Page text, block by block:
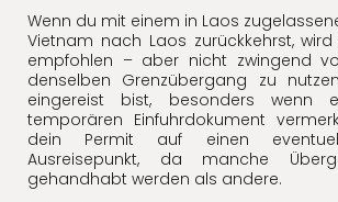
Wenn du mit einem in Laos
Vietnam nach Laos zurückkehrst,
empfohlen – aber nicht zwingend
denselben Grenzübergang zu
eingereist bist, besonders wenn
temporären Einfuhrdokument
dein Permit auf einen
Ausreisepunkt, da manche
gehandhabt werden als andere.